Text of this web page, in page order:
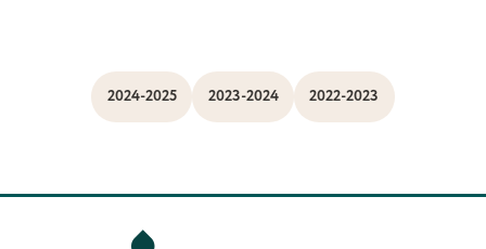
2024-2025 2023-2024 2022-2023